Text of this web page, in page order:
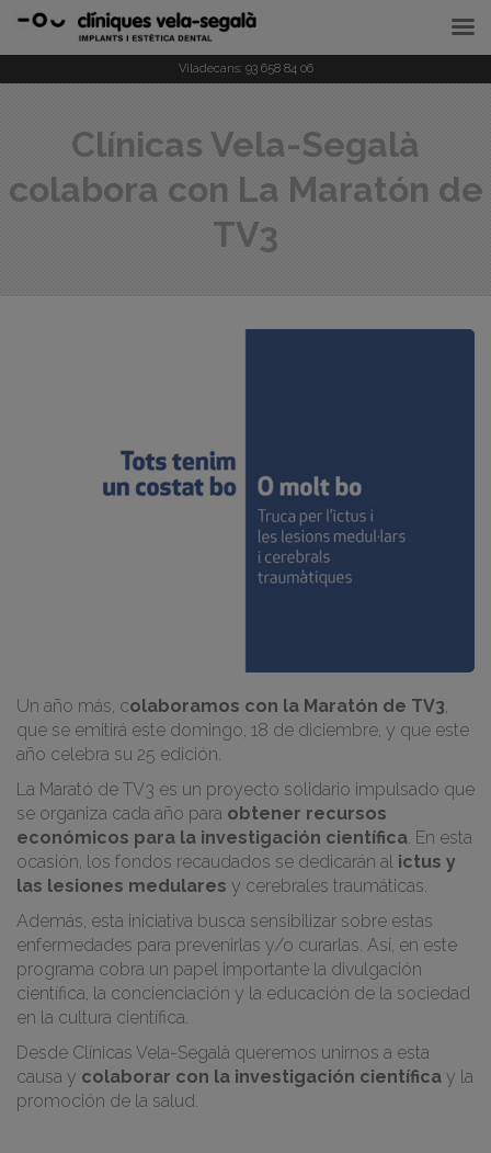
Viladecans: 93 658 84 06
Clínicas Vela-Segalà
colabora con La Maratón de
TV3
Un año más, colaboramos con la Maratón de TV3
que se emitirá este domingo, 18 de diciembre, y que este
año celebra su 25 edición.
La Marató de TV3 es un proyecto solidario impulsado que
se organiza cada año para obtener recursos
económicos para la investigación científica . En esta
ocasión, los fondos recaudados se dedicarán al ictus y
las lesiones medulares y cerebrales traumáticas.
Además, esta iniciativa busca sensibilizar sobre estas
enfermedades para prevenirlas y/o curarlas. Así, en este
programa cobra un papel importante la divulgación
científica, la concienciación y la educación de la sociedad
en la cultura científica.
Desde Clínicas Vela-Segalà queremos unirnos a esta
causa y colaborar con la investigación científica y la
promoción de la salud.